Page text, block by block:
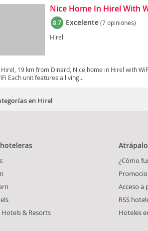
Nice Home In Hirel With
8.7 Excelente(7 opiniones)
Hirel
19 km from Dinard, Nice home in Hirel with
Each unit features a living...
en Hirel
& Resorts
¿Cómo
Acceso a
RSS
Hoteles